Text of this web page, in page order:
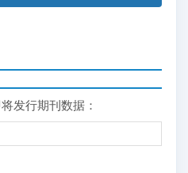
发行期刊数据：